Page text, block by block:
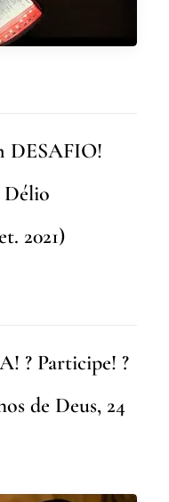
DESAFIO!
Délio
2021)
? Participe! ?
de Deus, 24